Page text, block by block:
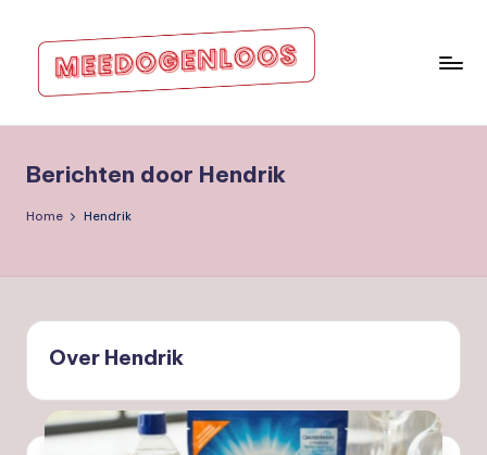
inhoud
e
d
e
nl
o
o
Berichten door Hendrik
Home Hendrik
Over Hendrik